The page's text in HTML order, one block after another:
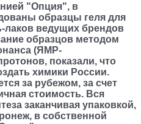
"Опция", в
образцы геля для
лаков ведущих брендов
образцов методом
(ЯМР-
показали, что
химики России.
за рубежом, за счет
стоимость. Вся
заканчивая упаковкой,
в собственной